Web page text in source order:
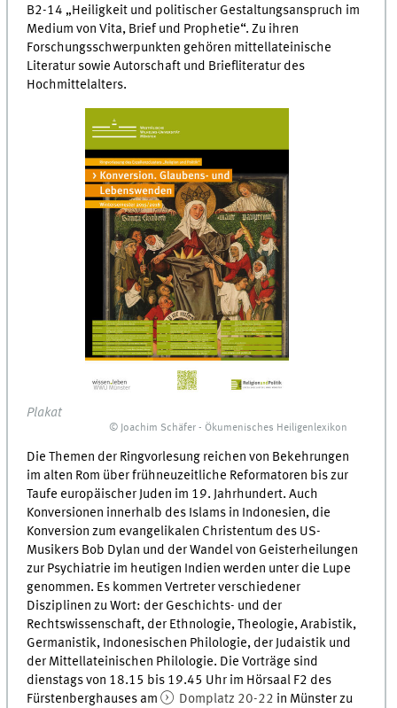
B2-14 „Heiligkeit und politischer Gestaltungsanspruch im
Medium von Vita, Brief und Prophetie“. Zu ihren
Forschungsschwerpunkten gehören mittellateinische
Literatur sowie Autorschaft und Briefliteratur des
Hochmittelalters.
Plakat
© Joachim Schäfer - Ökumenisches Heiligenlexikon
Die Themen der Ringvorlesung reichen von Bekehrungen
im alten Rom über frühneuzeitliche Reformatoren bis zur
Taufe europäischer Juden im 19. Jahrhundert. Auch
Konversionen innerhalb des Islams in Indonesien, die
Konversion zum evangelikalen Christentum des US-
Musikers Bob Dylan und der Wandel von Geisterheilungen
zur Psychiatrie im heutigen Indien werden unter die Lupe
genommen. Es kommen Vertreter verschiedener
Disziplinen zu Wort: der Geschichts- und der
Rechtswissenschaft, der Ethnologie, Theologie, Arabistik,
Germanistik, Indonesischen Philologie, der Judaistik und
der Mittellateinischen Philologie. Die Vorträge sind
dienstags von 18.15 bis 19.45 Uhr im Hörsaal F2 des
Fürstenberghauses am
Domplatz 20-22 in Münster zu